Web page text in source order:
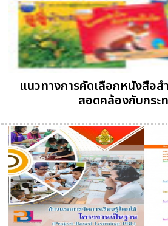
แนวทางการคัดเลือกหนังสือ
สอดคล้องกับกระ